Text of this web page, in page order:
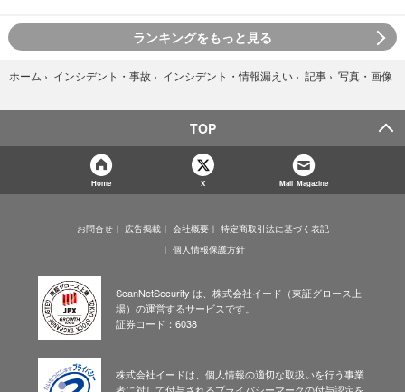
ランキングをもっと見る
ホーム › インシデント・事故 › インシデント・情報漏えい › 記事 › 写真・画像
TOP
Home X Mail Magazine
お問合せ 広告掲載 会社概要
特定商取引法に基づく表記
個人情報保護方針
ScanNetSecurity は、株式会社イード（東証グロース上
場）の運営するサービスです。
証券コード：6038
株式会社イードは、個人情報の適切な取扱いを行う事業